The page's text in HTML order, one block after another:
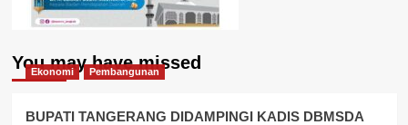
You may have missed
Ekonomi Pembangunan
BUPATI TANGERANG DIDAMPINGI KADIS DBMSDA